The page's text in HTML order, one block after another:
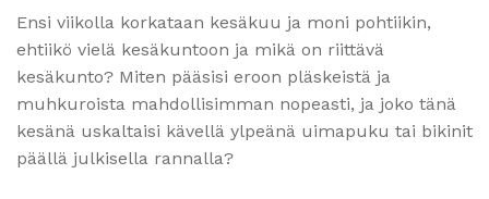
Ensi viikolla korkataan kesäkuu ja moni pohtiikin,
ehtiikö vielä kesäkuntoon ja mikä on riittävä
kesäkunto? Miten pääsisi eroon pläskeistä ja
muhkuroista mahdollisimman nopeasti, ja joko tänä
kesänä uskaltaisi kävellä ylpeänä uimapuku tai bikinit
päällä julkisella rannalla?